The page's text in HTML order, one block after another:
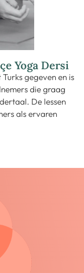
Yoga Dersi
gegeven en is
die graag
De lessen
als ervaren